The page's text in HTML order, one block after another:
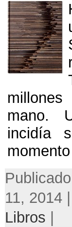
mano.
incidía
11, 2014
Libros